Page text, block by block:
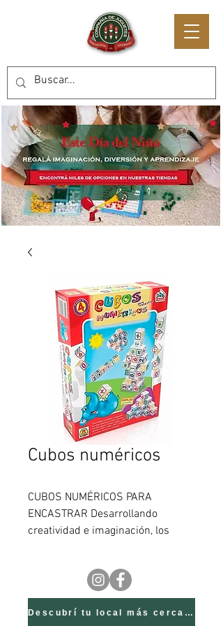
Cubos numéricos
CUBOS NUMÉRICOS PARA
ENCASTRAR Desarrollando
creatividad e imaginación, los
mismo tiempo, el niño aprende a
sumar, restar, dividir y multiplicar;
y asociar números con cantidades.
Descubrí tu local más cercano